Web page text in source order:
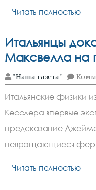
Читать полностью
Итальянцы
Максвелла на
"Наша газета"
Итальянские физики
Кесслера впервые
предсказание
невращающиеся
Читать полностью